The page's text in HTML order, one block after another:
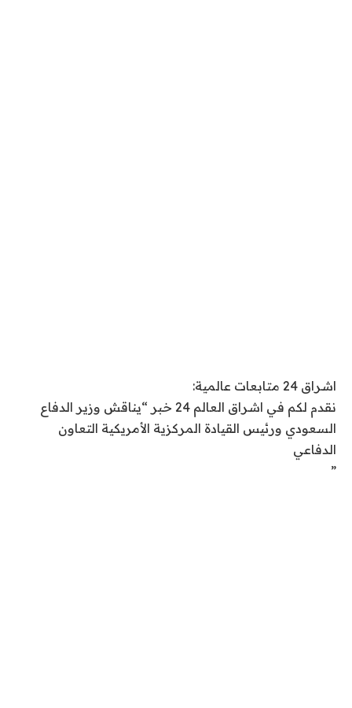
اشراق 24 متابعات عالمية:
نقدم لكم في اشراق العالم 24 خبر “يناقش وزير الدفاع
السعودي ورئيس القيادة المركزية الأمريكية التعاون
الدفاعي
”